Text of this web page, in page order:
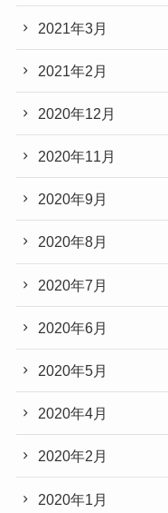
2021年3月
2021年2月
2020年12月
2020年11月
2020年9月
2020年8月
2020年7月
2020年6月
2020年5月
2020年4月
2020年2月
2020年1月